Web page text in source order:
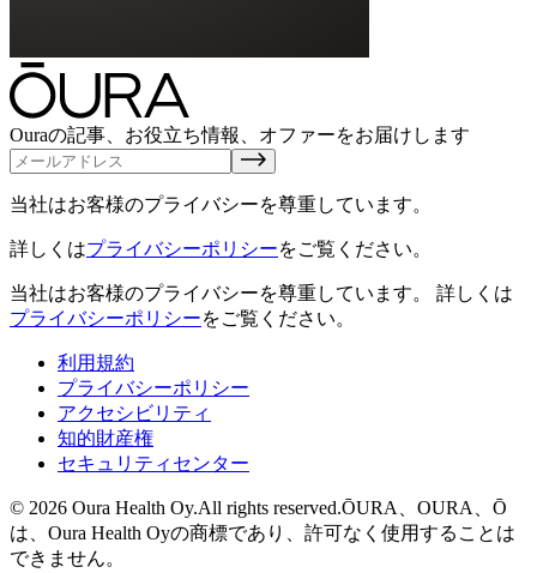
Ouraの記事、お役立ち情報、オファーをお届けします
当社はお客様のプライバシーを尊重しています。
詳しくはプライバシーポリシーをご覧ください。
当社はお客様のプライバシーを尊重しています。
詳しくは
プライバシーポリシーをご覧ください。
利用規約
プライバシーポリシー
アクセシビリティ
知的財産権
セキュリティセンター
© 2026 Oura Health Oy.All rights reserved.ŌURA、OURA、Ō
は、Oura Health Oyの商標であり、許可なく使用することは
できません。